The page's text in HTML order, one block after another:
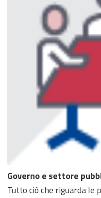
Governo e settore
Tutto ciò che riguarda le